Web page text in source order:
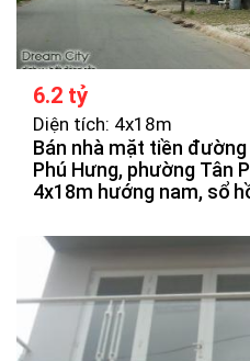
6.2 tỷ
Diện tích: 4x18m
Bán nhà mặt tiền
Phú Hưng, phường Tân
4x18m hướng nam, sổ
sông, giá bán 6tỷ2